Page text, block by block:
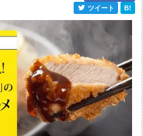
ツイート
B!